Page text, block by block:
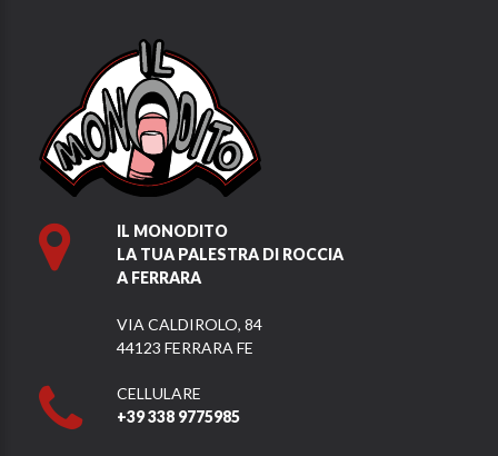
IL MONODITO
LA TUA PALESTRA DI ROCCIA
A FERRARA
VIA CALDIROLO, 84
44123 FERRARA FE
CELLULARE
+39 338 9775985